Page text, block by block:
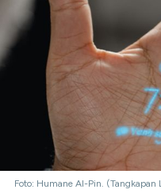
Foto: Humane AI-Pin. (Tangkapan